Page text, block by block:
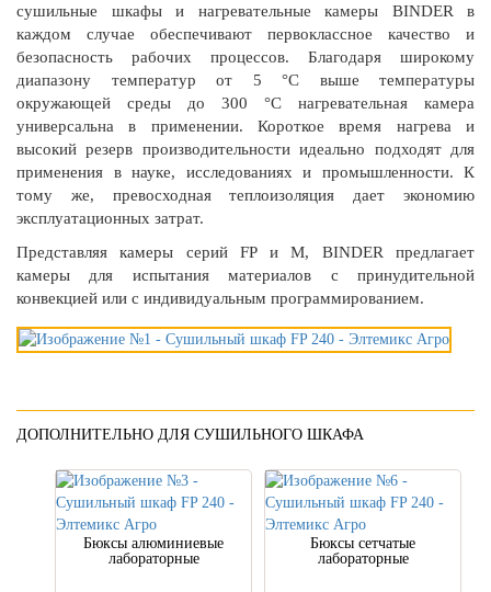
сушильные шкафы и нагревательные камеры BINDER в
каждом случае обеспечивают первоклассное качество и
безопасность рабочих процессов. Благодаря широкому
диапазону температур от 5 °C выше температуры
окружающей среды до 300 °C нагревательная камера
универсальна в применении. Короткое время нагрева и
высокий резерв производительности идеально подходят для
применения в науке, исследованиях и промышленности. К
тому же, превосходная теплоизоляция дает экономию
эксплуатационных затрат.
Представляя камеры серий FP и M, BINDER предлагает
камеры для испытания материалов с принудительной
конвекцией или с индивидуальным программированием.
ДОПОЛНИТЕЛЬНО ДЛЯ СУШИЛЬНОГО ШКАФА
Бюксы алюминиевые
лабораторные
Бюксы сетчатые
лабораторные